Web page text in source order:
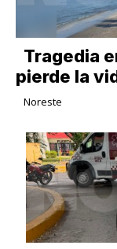
Tragedia
pierde la
Noreste